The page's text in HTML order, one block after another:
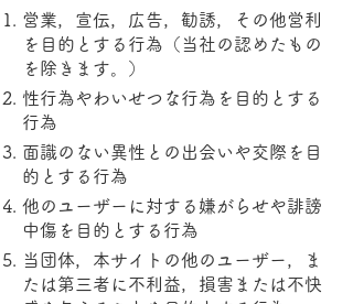
営業，宣伝，広告，勧誘，その他営利
を目的とする行為（当社の認めたもの
を除きます。）
性行為やわいせつな行為を目的とする
行為
面識のない異性との出会いや交際を目
的とする行為
他のユーザーに対する嫌がらせや誹謗
中傷を目的とする行為
当団体，本サイトの他のユーザー，ま
たは第三者に不利益，損害または不快